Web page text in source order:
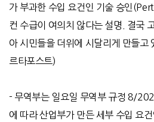
가 부과한 수입 요건인 기술 승인
컨 수급이 여의치 않다는 설명
결국
아 시민들을 더위에 시달리게 만들고
르타포스트)
- 무역부는 일요일 무역부 규정 8/
에 따라 산업부가 만든 세부 수입 요